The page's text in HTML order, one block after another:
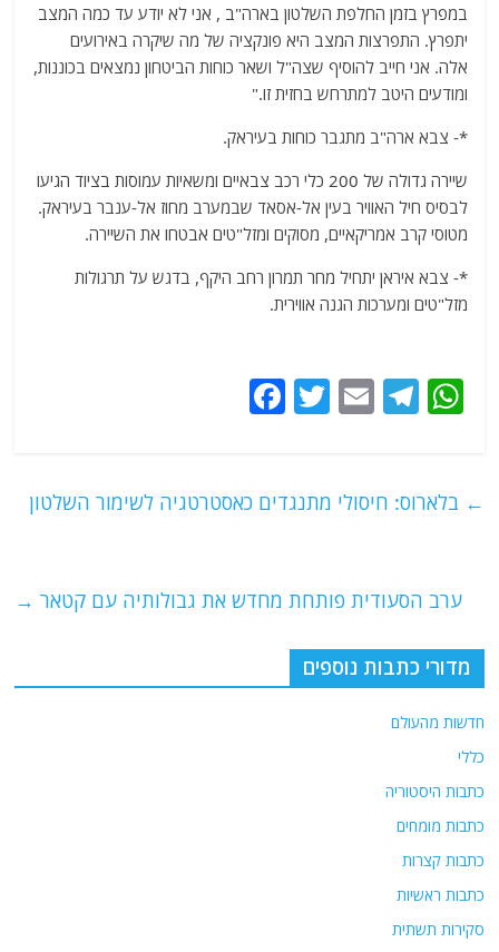
במפרץ בזמן החלפת השלטון בארה"ב , אני לא יודע עד כמה המצב
יתפרץ. התפרצות המצב היא פונקציה של מה שיקרה באירועים
אלה. אני חייב להוסיף שצה"ל ושאר כוחות הביטחון נמצאים בכוננות,
ומודעים היטב למתרחש בחזית זו."
*- צבא ארה"ב מתגבר כוחות בעיראק.
שיירה גדולה של 200 כלי רכב צבאיים ומשאיות עמוסות בציוד הגיעו
לבסיס חיל האוויר בעין אל-אסאד שבמערב מחוז אל-ענבר בעיראק.
מטוסי קרב אמריקאיים, מסוקים ומזל"טים אבטחו את השיירה.
*- צבא איראן יתחיל מחר תמרון רחב היקף, בדגש על תרגולות
מזל"טים ומערכות הגנה אווירית.
W
s
p
T
g
E
l
T
er
e
o
← בלארוס: חיסולי מתנגדים כאסטרטגיה לשימור השלטון
ערב הסעודית פותחת מחדש את גבולותיה עם קטאר →
מדורי כתבות נוספים
חדשות מהעולם
כללי
כתבות היסטוריה
כתבות מומחים
כתבות קצרות
כתבות ראשיות
סקירות תשתית